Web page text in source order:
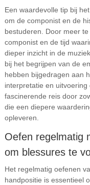
Een waardevolle tip bij
om de componist en de
bestuderen. Door meer
componist en de tijd
dieper inzicht in de
bij het begrijpen van de
hebben bijgedragen aan
interpretatie en
fascinerende reis door
die een diepere
opleveren.
Oefen regelmatig
om blessures te
Het regelmatig oefenen
handpositie is essentieel